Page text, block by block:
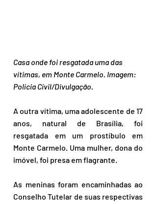
Casa onde foi resgatada uma das
vítimas, em Monte Carmelo. Imagem:
Polícia Civil/Divulgação.
A outra vítima, uma adolescente de 17
anos, natural de Brasília, foi
resgatada em um prostíbulo em
Monte Carmelo. Uma mulher, dona do
imóvel, foi presa em flagrante.
As meninas foram encaminhadas ao
Conselho Tutelar de suas respectivas